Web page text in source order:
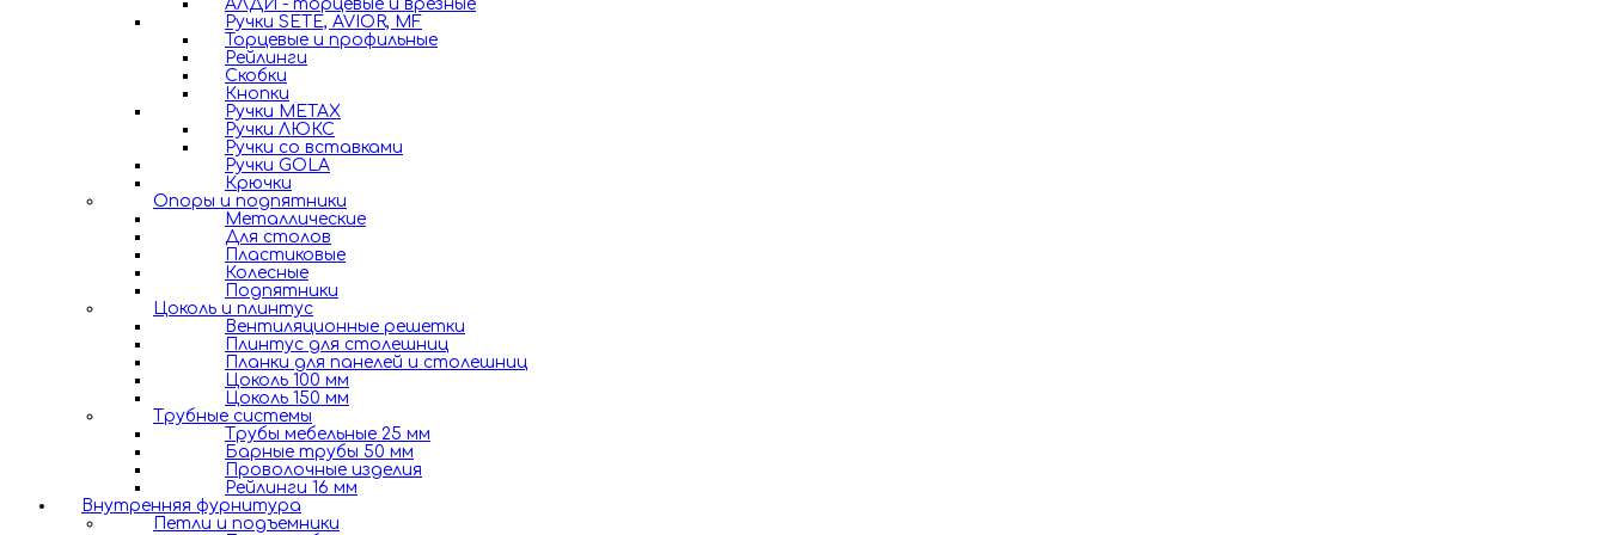
АЛДИ - торцевые и врезные
Ручки SETE, AVIOR, MF
Торцевые и профильные
Рейлинги
Скобки
Кнопки
Ручки METAX
Ручки ЛЮКС
Ручки со вставками
Ручки GOLA
Крючки
Опоры и подпятники
Металлические
Для столов
Пластиковые
Колесные
Подпятники
Цоколь и плинтус
Вентиляционные решетки
Плинтус для столешниц
Планки для панелей и столешниц
Цоколь 100 мм
Цоколь 150 мм
Трубные системы
Трубы мебельные 25 мм
Барные трубы 50 мм
Проволочные изделия
Рейлинги 16 мм
Внутренняя фурнитура
Петли и подъемники